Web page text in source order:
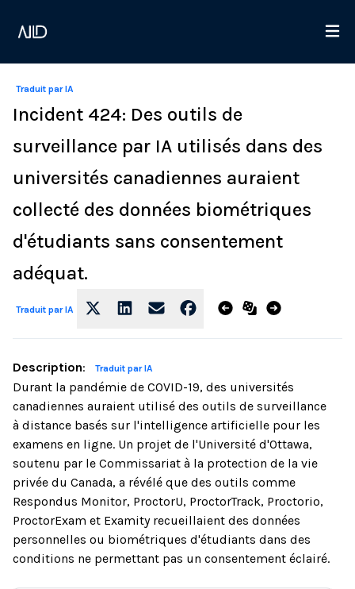
Traduit par IA
Incident 424: Des outils de
surveillance par IA utilisés dans des
universités canadiennes auraient
collecté des données biométriques
d'étudiants sans consentement
adéquat.
Traduit par IA
Description: Traduit par IA
Durant la pandémie de COVID-19, des universités
canadiennes auraient utilisé des outils de surveillance
à distance basés sur l'intelligence artificielle pour les
examens en ligne. Un projet de l'Université d'Ottawa,
soutenu par le Commissariat à la protection de la vie
privée du Canada, a révélé que des outils comme
Respondus Monitor, ProctorU, ProctorTrack, Proctorio,
ProctorExam et Examity recueillaient des données
personnelles ou biométriques d'étudiants dans des
conditions ne permettant pas un consentement éclairé.